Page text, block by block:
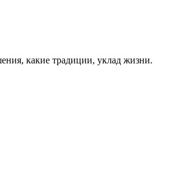
какие традиции, уклад жизни.